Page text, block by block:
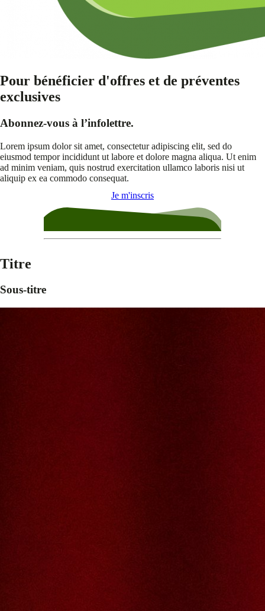
Pour bénéficier d'offres et de préventes
exclusives
Abonnez-vous à l’infolettre.
Lorem ipsum dolor sit amet, consectetur adipiscing elit, sed do
eiusmod tempor incididunt ut labore et dolore magna aliqua. Ut enim
ad minim veniam, quis nostrud exercitation ullamco laboris nisi ut
aliquip ex ea commodo consequat.
Je m'inscris
Titre
Sous-titre